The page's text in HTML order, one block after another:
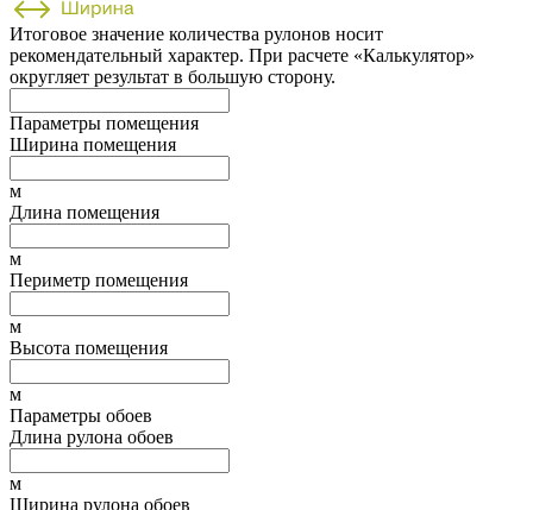
Итоговое значение количества рулонов носит
рекомендательный характер. При расчете «Калькулятор»
округляет результат в большую сторону.
Параметры помещения
Ширина помещения
м
Длина помещения
м
Периметр помещения
м
Высота помещения
м
Параметры обоев
Длина рулона обоев
м
Ширина рулона обоев